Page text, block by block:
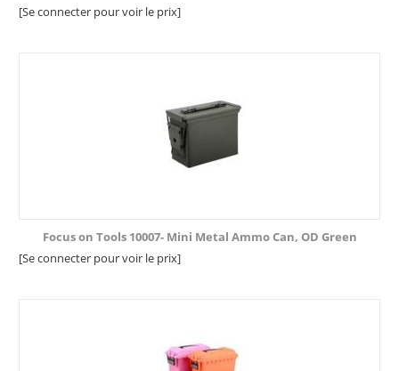
[Se connecter pour voir le prix]
Focus on Tools 10007- Mini Metal Ammo Can, OD Green
[Se connecter pour voir le prix]